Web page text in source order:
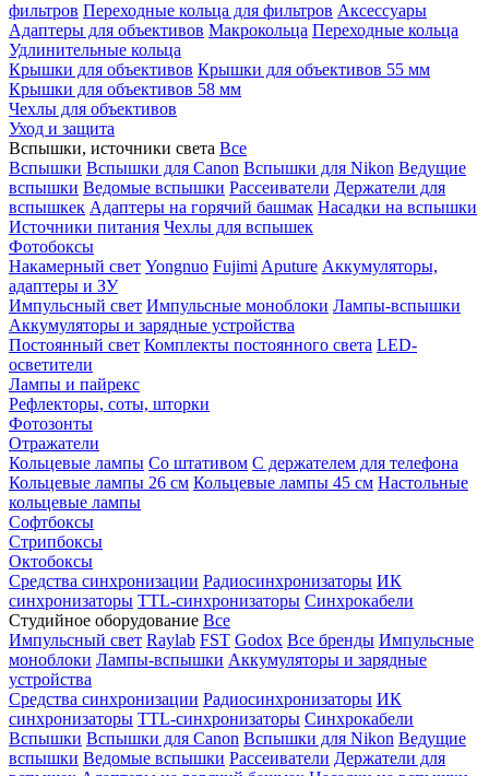
фильтров Переходные кольца для фильтров Аксессуары
Адаптеры для объективов Макрокольца Переходные кольца
Удлинительные кольца
Крышки для объективов Крышки для объективов 55 мм
Крышки для объективов 58 мм
Чехлы для объективов
Уход и защита
Вспышки, источники света Все
Вспышки Вспышки для Canon Вспышки для Nikon Ведущие
вспышки Ведомые вспышки Рассеиватели Держатели для
вспышкек Адаптеры на горячий башмак Насадки на вспышки
Источники питания Чехлы для вспышек
Фотобоксы
Накамерный свет Yongnuo Fujimi Aputure Аккумуляторы,
адаптеры и ЗУ
Импульсный свет Импульсные моноблоки Лампы-вспышки
Аккумуляторы и зарядные устройства
Постоянный свет Комплекты постоянного света LED-
осветители
Лампы и пайрекс
Рефлекторы, соты, шторки
Фотозонты
Отражатели
Кольцевые лампы Со штативом С держателем для телефона
Кольцевые лампы 26 см Кольцевые лампы 45 см Настольные
кольцевые лампы
Софтбоксы
Стрипбоксы
Октобоксы
Средства синхронизации Радиосинхронизаторы ИК
синхронизаторы TTL-синхронизаторы Синхрокабели
Студийное оборудование Все
Импульсный свет Raylab FST Godox Все бренды Импульсные
моноблоки Лампы-вспышки Аккумуляторы и зарядные
устройства
Средства синхронизации Радиосинхронизаторы ИК
синхронизаторы TTL-синхронизаторы Синхрокабели
Вспышки Вспышки для Canon Вспышки для Nikon Ведущие
вспышки Ведомые вспышки Рассеиватели Держатели для